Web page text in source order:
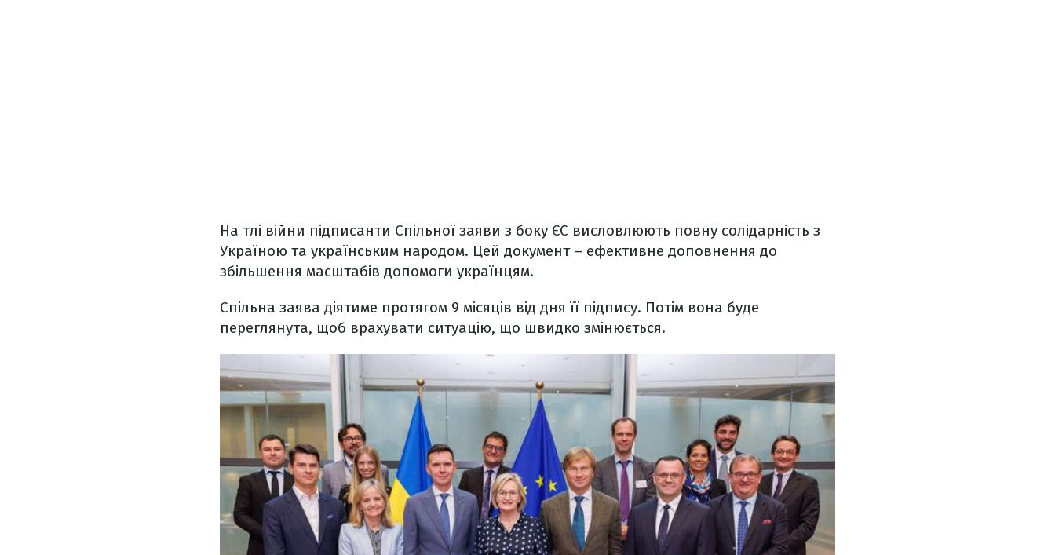
На тлі війни підписанти Спільної заяви з боку ЄС висловлюють повну солідарність з
Україною та українським народом. Цей документ – ефективне доповнення до
збільшення масштабів допомоги українцям.
Спільна заява діятиме протягом 9 місяців від дня її підпису. Потім вона буде
переглянута, щоб врахувати ситуацію, що швидко змінюється.